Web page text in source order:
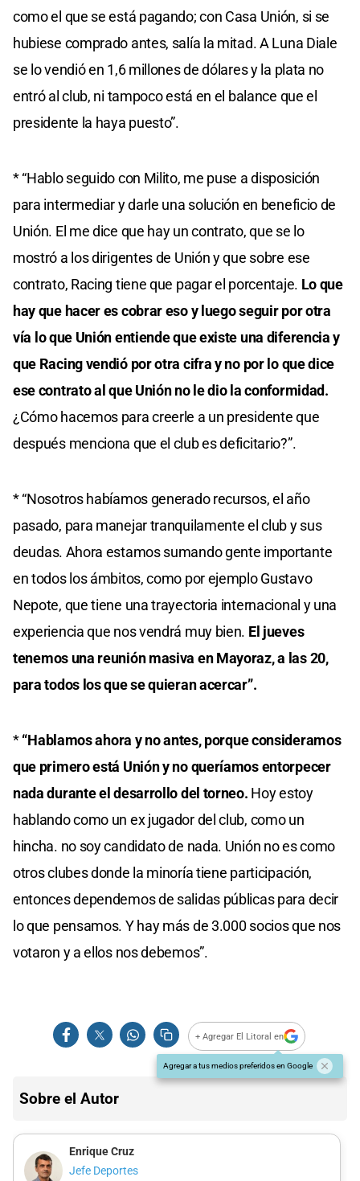
como el que se está pagando; con Casa Unión, si se
hubiese comprado antes, salía la mitad. A Luna Diale
se lo vendió en 1,6 millones de dólares y la plata no
entró al club, ni tampoco está en el balance que el
presidente la haya puesto”.
* “Hablo seguido con Milito, me puse a disposición
para intermediar y darle una solución en beneficio de
Unión. El me dice que hay un contrato, que se lo
mostró a los dirigentes de Unión y que sobre ese
contrato, Racing tiene que pagar el porcentaje. Lo que
hay que hacer es cobrar eso y luego seguir por otra
vía lo que Unión entiende que existe una diferencia y
que Racing vendió por otra cifra y no por lo que dice
ese contrato al que Unión no le dio la conformidad.
¿Cómo hacemos para creerle a un presidente que
después menciona que el club es deficitario?”.
* “Nosotros habíamos generado recursos, el año
pasado, para manejar tranquilamente el club y sus
deudas. Ahora estamos sumando gente importante
en todos los ámbitos, como por ejemplo Gustavo
Nepote, que tiene una trayectoria internacional y una
experiencia que nos vendrá muy bien. El jueves
tenemos una reunión masiva en Mayoraz, a las 20,
para todos los que se quieran acercar”.
*“Hablamos ahora y no antes, porque consideramos
que primero está Unión y no queríamos entorpecer
nada durante el desarrollo del torneo. Hoy estoy
hablando como un ex jugador del club, como un
hincha. no soy candidato de nada. Unión no es como
otros clubes donde la minoría tiene participación,
entonces dependemos de salidas públicas para decir
lo que pensamos. Y hay más de 3.000 socios que nos
votaron y a ellos nos debemos”.
+ Agregar El Litoral en
Agregar a tus medios preferidos en Google
Sobre el Autor
Enrique Cruz
Jefe Deportes